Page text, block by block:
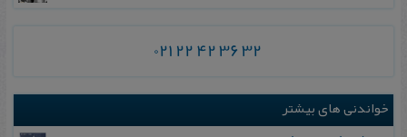
021 22 42 36 32
خواندنی های بیشتر